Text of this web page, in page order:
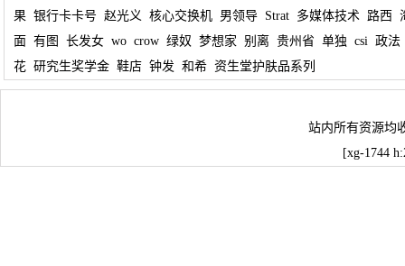
果 银行卡卡号 赵光义 核心交换机 男领导 Strat 多媒体技术 路西
面 有图 长发女 wo crow 绿奴 梦想家 别离 贵州省 单独 csi 政法
花 研究生奖学金 鞋店 钟发 和希 资生堂护肤品系列
站内所有资源均
[xg-1744